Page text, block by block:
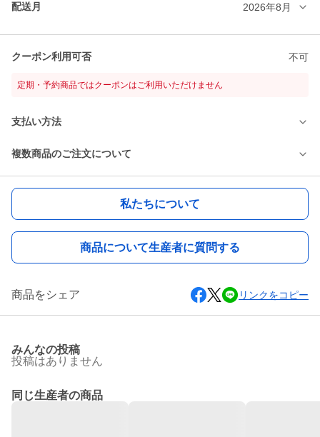
配送月 2026年8月
クーポン利用可否 不可
定期・予約商品ではクーポンはご利用いただけません
支払い方法
複数商品のご注文について
私たちについて
商品について生産者に質問する
商品をシェア リンクをコピー
みんなの投稿
投稿はありません
同じ生産者の商品